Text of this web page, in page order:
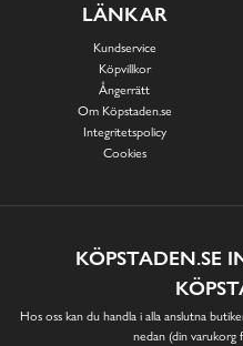
LÄNKAR
Kundservice
Köpvillkor
Ångerrätt
Om Köpstaden.se
Integritetspolicy
Cookies
KÖPSTADEN.SE
Hos oss kan du handla i alla anslutna
nedan (din varukorg